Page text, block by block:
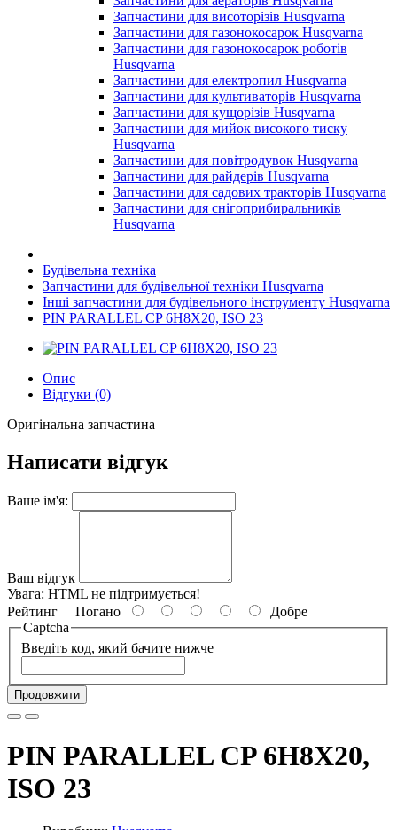
Запчастини для висоторізів Husqvarna
Запчастини для газонокосарок Husqvarna
Запчастини для газонокосарок роботів
Husqvarna
Запчастини для електропил Husqvarna
Запчастини для культиваторів Husqvarna
Запчастини для кущорізів Husqvarna
Запчастини для мийок високого тиску
Husqvarna
Запчастини для повітродувок Husqvarna
Запчастини для райдерів Husqvarna
Запчастини для садових тракторів Husqvarna
Запчастини для снігоприбиральників
Husqvarna
Будівельна техніка
Запчастини для будівельної техніки Husqvarna
Інші запчастини для будівельного інструменту Husqvarna
PIN PARALLEL CP 6H8X20, ISO 23
Опис
Відгуки (0)
Оригінальна запчастина
Написати відгук
Ваше ім'я:
Ваш відгук
Увага: HTML не підтримується!
Рейтинг Погано
Добре
Captcha
Введіть код, який бачите нижче
Продовжити
PIN PARALLEL CP 6H8X20,
ISO 23